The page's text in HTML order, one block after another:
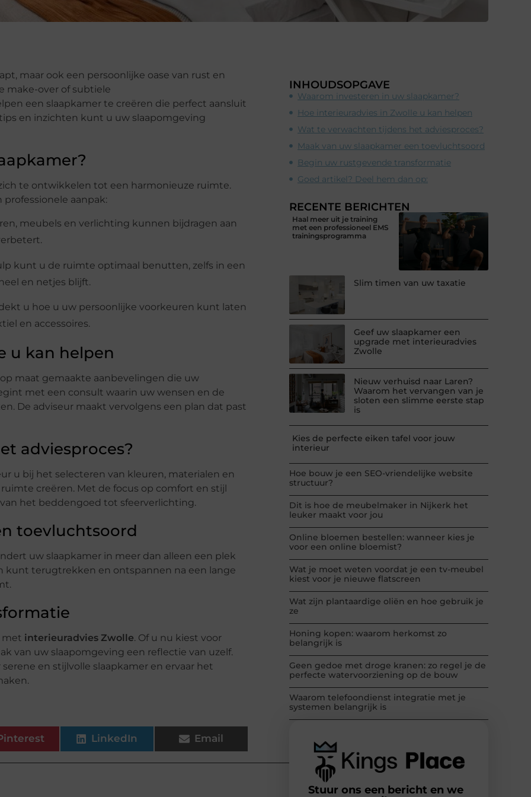
maar ook een persoonlijke oase van rust en
make-over of subtiele
een slaapkamer te creëren die perfect aansluit
en inzichten kunt u uw slaapomgeving
te ontwikkelen tot een harmonieuze ruimte.
aanpak:
meubels en verlichting kunnen bijdragen aan
kunt u de ruimte optimaal benutten, zelfs in een
en netjes blijft.
u hoe u uw persoonlijke voorkeuren kunt laten
en accessoires.
u kan helpen
maat gemaakte aanbevelingen die uw
met een consult waarin uw wensen en de
De adviseur maakt vervolgens een plan dat past
adviesproces?
u bij het selecteren van kleuren, materialen en
creëren. Met de focus op comfort en stijl
het beddengoed tot sfeerverlichting.
toevluchtsoord
uw slaapkamer in meer dan alleen een plek
kunt terugtrekken en ontspannen na een lange
met interieuradvies Zwolle. Of u nu kiest voor
van uw slaapomgeving een reflectie van uzelf.
en stijlvolle slaapkamer en ervaar het
LinkedIn Email
INHOUDSOPGAVE
Waarom investeren in uw slaapkamer?
Hoe interieuradvies in Zwolle u kan helpen
Wat te verwachten tijdens het adviesproces?
Maak van uw slaapkamer een toevluchtsoord
Begin uw rustgevende transformatie
Goed artikel? Deel hem dan op:
RECENTE BERICHTEN
Haal meer uit je training
met een professioneel EMS
trainingsprogramma
Slim timen van uw taxatie
Geef uw slaapkamer een
upgrade met interieuradvies
Zwolle
Nieuw verhuisd naar Laren?
Waarom het vervangen van je
sloten een slimme eerste stap
is
Kies de perfecte eiken tafel voor jouw
interieur
Hoe bouw je een SEO-vriendelijke website
structuur?
Dit is hoe de meubelmaker in Nijkerk het
leuker maakt voor jou
Online bloemen bestellen: wanneer kies je
voor een online bloemist?
Wat je moet weten voordat je een tv-meubel
kiest voor je nieuwe flatscreen
Wat zijn plantaardige oliën en hoe gebruik je
ze
Honing kopen: waarom herkomst zo
belangrijk is
Geen gedoe met droge kranen: zo regel je de
perfecte watervoorziening op de bouw
Waarom telefoondienst integratie met je
systemen belangrijk is
Stuur ons een bericht en we